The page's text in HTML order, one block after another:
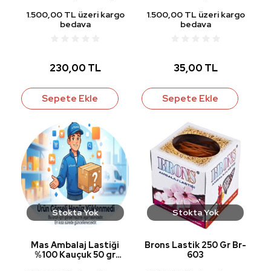
1.500,00 TL üzeri kargo
bedava
230,00 TL
Sepete Ekle
1.500,00 TL üzeri kargo
bedava
35,00 TL
Sepete Ekle
Stokta Yok
Mas Ambalaj Lastiği
%100 Kauçuk 50 gr
Stokta Yok
Brons Lastik 250 Gr Br-
603